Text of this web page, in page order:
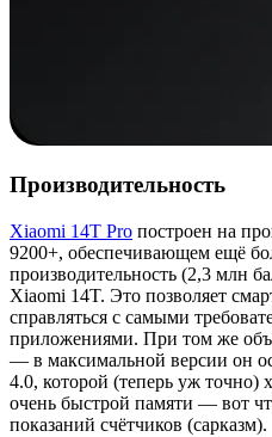
Производительность
Xiaomi 14T Pro построен на
9200+, обеспечивающем ещё
производительность (2,3 млн
Xiaomi 14T. Это позволяет
справляться с самыми
приложениями. При том же
— в максимальной версии он
4.0, которой (теперь уж точно)
очень быстрой памяти — вот
показаний счётчиков (сарказм).